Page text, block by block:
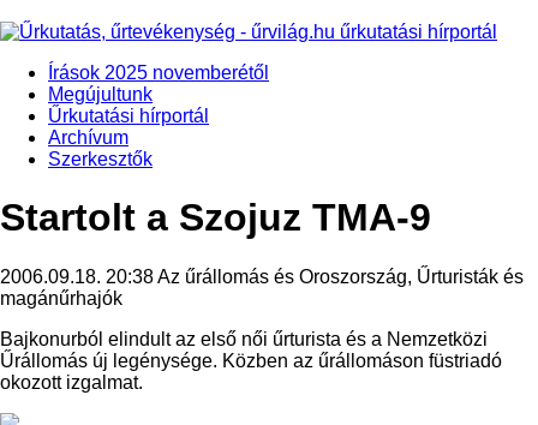
Írások 2025 novemberétől
Megújultunk
Űrkutatási hírportál
Archívum
Szerkesztők
Startolt a Szojuz TMA-9
2006.09.18. 20:38Az űrállomás és Oroszország, Űrturisták és
magánűrhajók
Bajkonurból elindult az első női űrturista és a Nemzetközi
Űrállomás új legénysége. Közben az űrállomáson füstriadó
okozott izgalmat.